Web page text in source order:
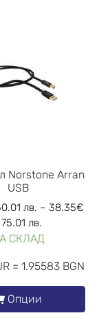
Norstone Arran
USB
лв. –38.35€
лв.
СКЛАД
= 1.95583 BGN
Опции